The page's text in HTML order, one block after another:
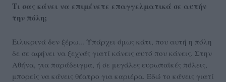
Τι σας κάνει να επιμένετε επαγγελματικά σε αυτήν
την πόλη;
Ειλικρινά δεν ξέρω... Υπάρχει όμως κάτι, που αυτή η πόλη
δε σε αφήνει να ξεχνάς γιατί κάνεις αυτό που κάνεις. Στην
Αθήνα, για παράδειγμα, ή σε μεγάλες ευρωπαϊκές πόλεις,
μπορείς να κάνεις θέατρο για καριέρα. Εδώ το κάνεις γιατί